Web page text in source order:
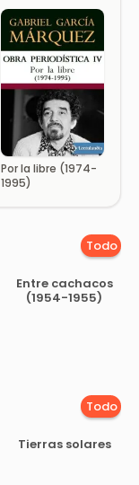
Por la libre (1974-
1995)
Todo
Entre cachacos
(1954-1955)
Todo
Tierras solares